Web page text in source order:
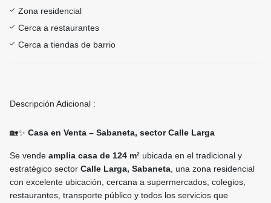
Zona residencial
Cerca a restaurantes
Cerca a tiendas de barrio
Descripción Adicional :
🏡✨ Casa en Venta – Sabaneta, sector Calle Larga
Se vende amplia casa de 124 m² ubicada en el tradicional y
estratégico sector Calle Larga, Sabaneta , una zona residencial
con excelente ubicación, cercana a supermercados, colegios,
restaurantes, transporte público y todos los servicios que